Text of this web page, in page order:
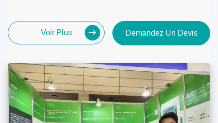
Voir Plus Demandez Un Devis